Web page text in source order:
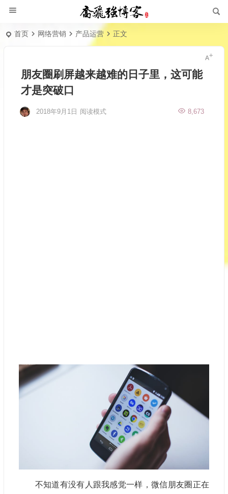
首页 网络营销 产品运营 正文
朋友圈刷屏越来越难的日子里，这可能
才是突破口
2018年9月1日 8,673
阅读模式
不知道有没有人跟我感觉一样，微信朋友圈正在